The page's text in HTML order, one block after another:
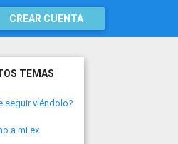
CREAR CUENTA
TEMAS
seguir viéndolo?
a mi ex